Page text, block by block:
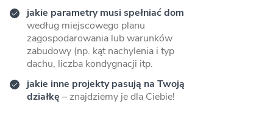
jakie parametry musi spełniać dom
według miejscowego planu
zagospodarowania lub warunków
zabudowy (np. kąt nachylenia i typ
dachu, liczba kondygnacji itp.
jakie inne projekty pasują na Twoją
działkę – znajdziemy je dla Ciebie!